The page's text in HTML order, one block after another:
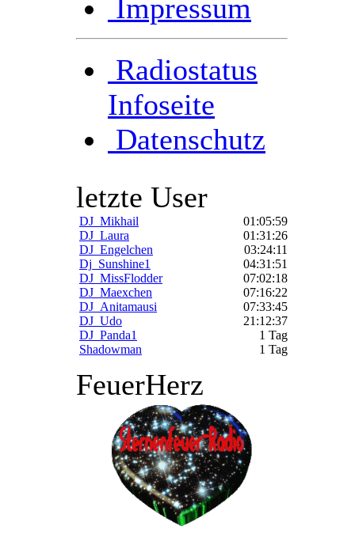
Impressum
Radiostatus
Infoseite
Datenschutz
letzte User
DJ_Mikhail
01:05:59
DJ_Laura
01:31:26
DJ_Engelchen
03:24:11
Dj_Sunshine1
04:31:51
DJ_MissFlodder
07:02:18
DJ_Maexchen
07:16:22
DJ_Anitamausi
07:33:45
DJ_Udo
21:12:37
DJ_Panda1
1 Tag
Shadowman
1 Tag
FeuerHerz